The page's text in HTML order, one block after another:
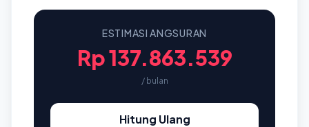
ESTIMASI ANGSURAN
Rp 137.863.539
/ bulan
Hitung Ulang